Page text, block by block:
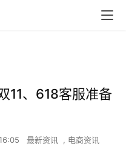
11、618客服准备
最新资讯 , 电商资讯